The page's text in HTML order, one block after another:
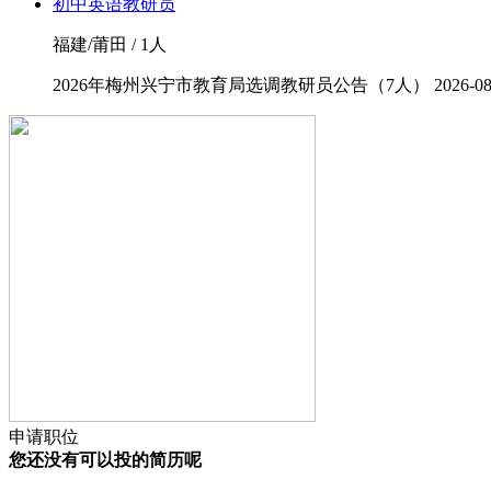
福建/莆田 / 1人
2026年梅州兴宁市教育局选调教研员公告（7人） 2026-
申请职位
您还没有可以投的简历呢